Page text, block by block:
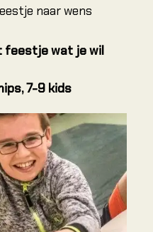
Alles
Alles
Arnhem
naar wens
feestje wat je wil
7-9 kids